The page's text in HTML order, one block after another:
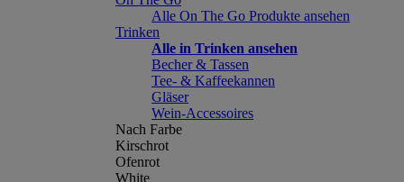
Alle On The Go Produkte ansehen
Trinken
Alle in Trinken ansehen
Becher & Tassen
Tee- & Kaffeekannen
Gläser
Wein-Accessoires
Nach Farbe
Kirschrot
Ofenrot
White